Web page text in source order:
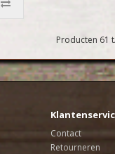
Producten 61
Contact
Retourneren